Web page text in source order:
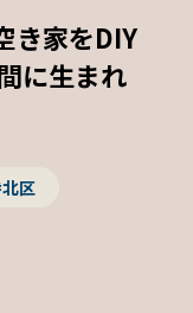
き家をDIY
に生まれ
区